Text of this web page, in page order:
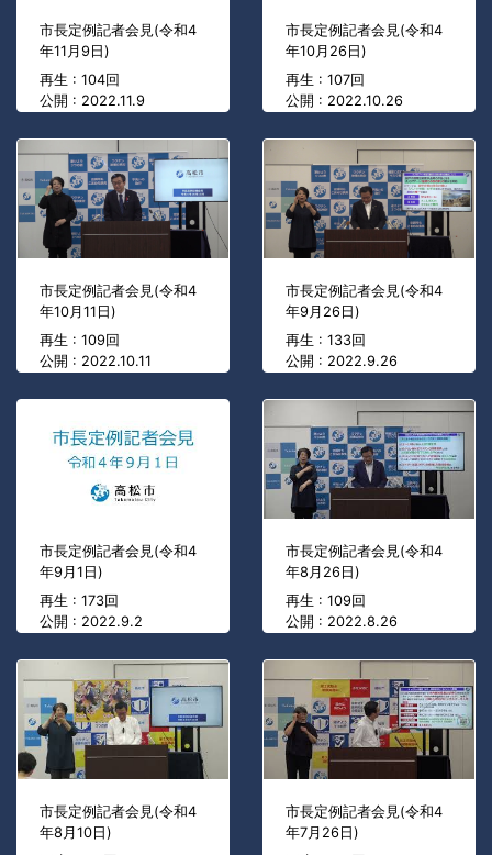
市長定例記者会見(令和4
年11月9日)
再生 : 104回
公開 : 2022.11.9
市長定例記者会見(令和4
年10月26日)
再生 : 107回
公開 : 2022.10.26
市長定例記者会見(令和4
年10月11日)
再生 : 109回
公開 : 2022.10.11
市長定例記者会見(令和4
年9月26日)
再生 : 133回
公開 : 2022.9.26
市長定例記者会見(令和4
年9月1日)
再生 : 173回
公開 : 2022.9.2
市長定例記者会見(令和4
年8月26日)
再生 : 109回
公開 : 2022.8.26
市長定例記者会見(令和4
年8月10日)
市長定例記者会見(令和4
年7月26日)